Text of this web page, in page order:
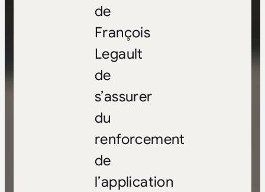
de
François
Legault
de
s’assurer
du
renforcement
de
l’application